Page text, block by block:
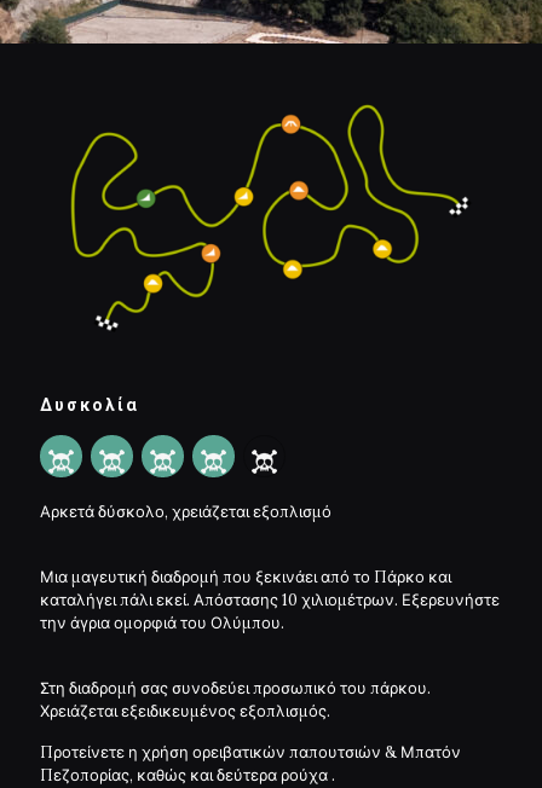
Δυσκολία
Αρκετά δύσκολο, χρειάζεται εξοπλισμό
Μια μαγευτική διαδρομή που ξεκινάει από το Πάρκο και
καταλήγει πάλι εκεί. Απόστασης 10 χιλιομέτρων. Εξερευνήστε
την άγρια ομορφιά του Ολύμπου.
Στη διαδρομή σας συνοδεύει προσωπικό του πάρκου.
Χρειάζεται εξειδικευμένος εξοπλισμός.
Προτείνετε η χρήση ορειβατικών παπουτσιών & Μπατόν
Πεζοπορίας, καθώς και δεύτερα ρούχα .